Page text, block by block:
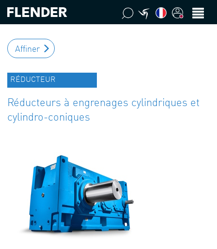
Affiner
RÉDUCTEUR
Réducteurs à engrenages cylindriques et
cylindro-coniques